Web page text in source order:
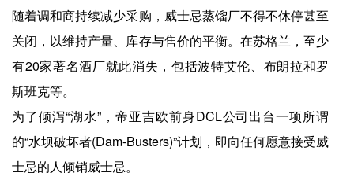
随着调和商持续减少采购，威士忌蒸馏厂不得不休停甚至
关闭，以维持产量、库存与售价的平衡。在苏格兰，至少
有20家著名酒厂就此消失，包括波特艾伦、布朗拉和罗
斯班克等。
为了倾泻“湖水”，帝亚吉欧前身DCL公司出台一项所谓
的“水坝破坏者(Dam-Busters)”计划，即向任何愿意接受威
士忌的人倾销威士忌。